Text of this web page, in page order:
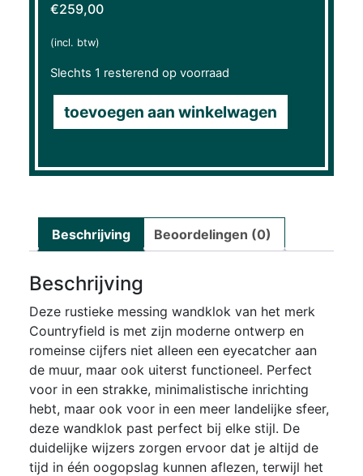
€259,00
(incl. btw)
Slechts 1 resterend op voorraad
toevoegen aan winkelwagen
Beschrijving Beoordelingen (0)
Beschrijving
Deze rustieke messing wandklok van het merk
Countryfield is met zijn moderne ontwerp en
romeinse cijfers niet alleen een eyecatcher aan
de muur, maar ook uiterst functioneel. Perfect
voor in een strakke, minimalistische inrichting
hebt, maar ook voor in een meer landelijke sfeer,
deze wandklok past perfect bij elke stijl. De
duidelijke wijzers zorgen ervoor dat je altijd de
tijd in één oogopslag kunnen aflezen, terwijl het